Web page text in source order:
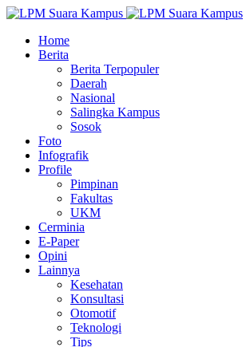
Home
Berita
Berita Terpopuler
Daerah
Nasional
Salingka Kampus
Sosok
Foto
Infografik
Profile
Pimpinan
Fakultas
UKM
Cerminia
E-Paper
Opini
Lainnya
Kesehatan
Konsultasi
Otomotif
Teknologi
Tips